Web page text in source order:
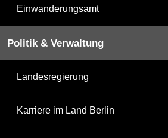
Einwanderungsamt
Politik & Verwaltung
Landesregierung
Karriere im Land Berlin